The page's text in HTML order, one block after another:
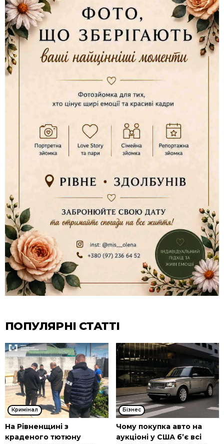
ПОПУЛЯРНІ СТАТТІ
Кримінал
На Рівненщині з
краденого тютюну
Бізнес
Чому покупка авто на
аукціоні у США б’є всі